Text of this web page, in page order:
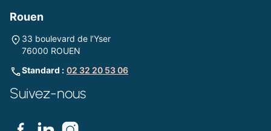
Rouen
33 boulevard de l’Yser
76000 ROUEN
Standard : 02 32 20 53 06
Suivez-nous